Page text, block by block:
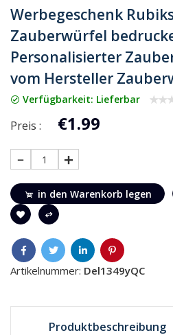
Werbegeschenk
Zauberwürfel
Personalisierter
vom Hersteller
Verfügbarkeit: Lieferbar
Preis : €1.99
1
in den Warenkorb legen
Artikelnummer: Del1349yQC
Produktbeschreibung